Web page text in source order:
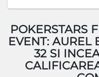
POKERSTARS
EVENT: AUREL
32 SI